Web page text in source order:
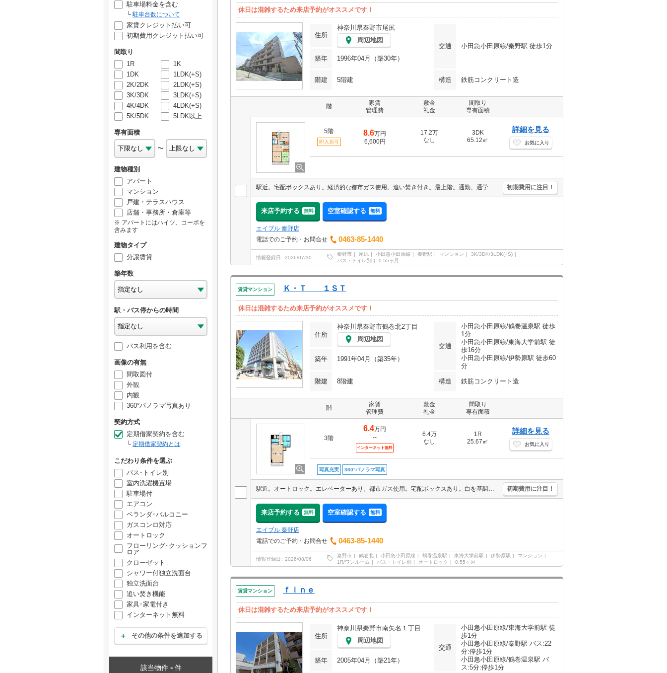
駐車場料金を含む
駐車台数について
家賃クレジット払い可
初期費用クレジット払い可
間取り
1R
1K
1DK
1LDK(+S)
2K/2DK
2LDK(+S)
3K/3DK
3LDK(+S)
4K/4DK
4LDK(+S)
5K/5DK
5LDK以上
専有面積
〜
建物種別
アパート
マンション
戸建・テラスハウス
店舗・事務所・倉庫等
アパートにはハイツ、コーポを
含みます
建物タイプ
分譲賃貸
築年数
駅・バス停からの時間
バス利用を含む
画像の有無
間取図付
外観
内観
360°パノラマ写真あり
契約方式
定期借家契約を含む
定期借家契約とは
こだわり条件を選ぶ
バス･トイレ別
室内洗濯機置場
駐車場付
エアコン
ベランダ･バルコニー
ガスコンロ対応
オートロック
フローリング･クッションフ
ロア
クローゼット
シャワー付独立洗面台
独立洗面台
追い焚き機能
家具･家電付き
インターネット無料
その他の条件を追加する
該当物件 - 件
休日は混雑するため来店予約がオススメです！
住所
神奈川県秦野市尾尻
周辺地図
交通
小田急小田原線/秦野駅 徒歩1分
築年
1996年04月（築30年）
階建 5階建 構造 鉄筋コンクリート造
階
家賃
管理費
敷金
礼金
間取り
専有面積
5階
即入居可
8.6万円
6,600円
17.2万
なし
3DK
65.12㎡
詳細を見る
お気に入り
駅近。宅配ボックスあり。経済的な都市ガス使用。追い焚き付き。最上階。通勤、通学がスムーズ。オンライン内見対応可。シューズインクローゼット付き。 初期費用に注目！
来店予約する 無料 空室確認する 無料
エイブル 秦野店
電話でのご予約・お問合せ
0463-85-1440
情報登録日 2026/07/30
秦野市 尾尻 小田急小田原線 秦野駅 マンション
3K/3DK/3LDK(+S)
バス・トイレ別
0.55ヶ月
賃貸マンション Ｋ・Ｔ １ＳＴ
休日は混雑するため来店予約がオススメです！
住所
神奈川県秦野市鶴巻北2丁目
周辺地図
交通
小田急小田原線/鶴巻温泉駅 徒歩
1分
小田急小田原線/東海大学前駅 徒
歩16分
小田急小田原線/伊勢原駅 徒歩60
分
築年 1991年04月（築35年）
階建 8階建 構造 鉄筋コンクリート造
階
家賃
管理費
敷金
礼金
間取り
専有面積
3階
6.4万円
--
インターネット無料
6.4万
なし
1R
25.67㎡
詳細を見る
お気に入り
写真充実 360°パノラマ写真
駅近。オートロック。エレベーターあり。都市ガス使用。宅配ボックスあり。白を基調とした明るい室内。内見から契約までオンラインで対応可能です。 初期費用に注目！
来店予約する 無料 空室確認する 無料
エイブル 秦野店
電話でのご予約・お問合せ
0463-85-1440
情報登録日 2026/08/06
秦野市 鶴巻北 小田急小田原線 鶴巻温泉駅 東海大学前駅 伊勢原駅
マンション
1R/ワンルーム
バス・トイレ別 オートロック 0.55ヶ月
賃貸マンション ｆｉｎｅ
休日は混雑するため来店予約がオススメです！
住所
神奈川県秦野市南矢名１丁目
周辺地図
交通
小田急小田原線/東海大学前駅 徒
歩1分
小田急小田原線/秦野駅 バス:22
分:停歩1分
小田急小田原線/鶴巻温泉駅 バ
ス:5分:停歩1分
築年 2005年04月（築21年）